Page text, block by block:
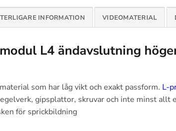
INFORMATION VIDEOMATERIAL
L4 ändavslutning
som har låg vikt och exakt passform. L-
gipsplattor, skruvar och inte minst
för sprickbildning